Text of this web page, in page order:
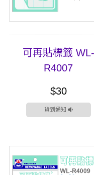
可再貼標籤 WL-
R4007
$30
貨到通知